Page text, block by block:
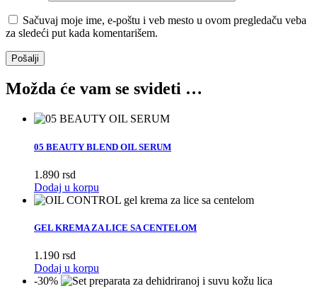
Sačuvaj moje ime, e-poštu i veb mesto u ovom pregledaču veba
za sledeći put kada komentarišem.
Možda će vam se svideti …
05 BEAUTY BLEND OIL SERUM
1.890 rsd
Dodaj u korpu
GEL KREMA ZA LICE SA CENTELOM
1.190 rsd
Dodaj u korpu
-30%